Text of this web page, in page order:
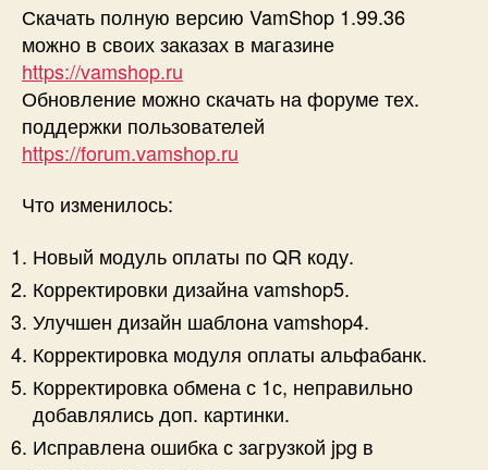
Скачать полную версию VamShop 1.99.36
можно в своих заказах в магазине
https://vamshop.ru
Обновление можно скачать на форуме тех.
поддержки пользователей
https://forum.vamshop.ru
Что изменилось:
Новый модуль оплаты по QR коду.
Корректировки дизайна vamshop5.
Улучшен дизайн шаблона vamshop4.
Корректировка модуля оплаты альфабанк.
Корректировка обмена с 1с, неправильно
добавлялись доп. картинки.
Исправлена ошибка с загрузкой jpg в